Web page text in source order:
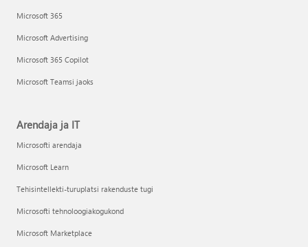
Microsoft 365
Microsoft Advertising
Microsoft 365 Copilot
Microsoft Teamsi jaoks
Arendaja ja IT
Microsofti arendaja
Microsoft Learn
Tehisintellekti-turuplatsi rakenduste tugi
Microsofti tehnoloogiakogukond
Microsoft Marketplace